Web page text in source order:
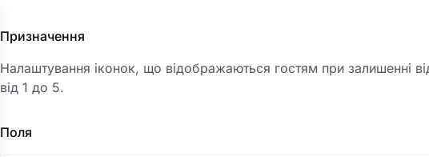
Призначення
Налаштування іконок, що відображаються гостям при залишенні
від 1 до 5.
Поля